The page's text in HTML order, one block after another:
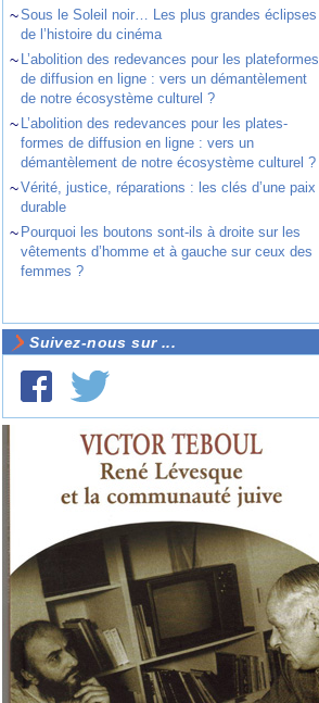
~Sous le Soleil noir… Les plus grandes éclipses
de l’histoire du cinéma
~ L’abolition des redevances pour les plateformes
de diffusion en ligne : vers un démantèlement
de notre écosystème culturel ?
~ L’abolition des redevances pour les plates-
formes de diffusion en ligne : vers un
démantèlement de notre écosystème culturel ?
~Vérité, justice, réparations : les clés d’une paix
durable
~ Pourquoi les boutons sont-ils à droite sur les
vêtements d’homme et à gauche sur ceux des
femmes ?
Suivez-nous sur ...